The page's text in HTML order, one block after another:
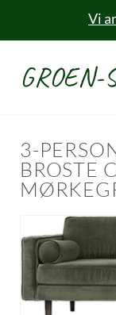
Vi
GROEN-
3-
BROSTE